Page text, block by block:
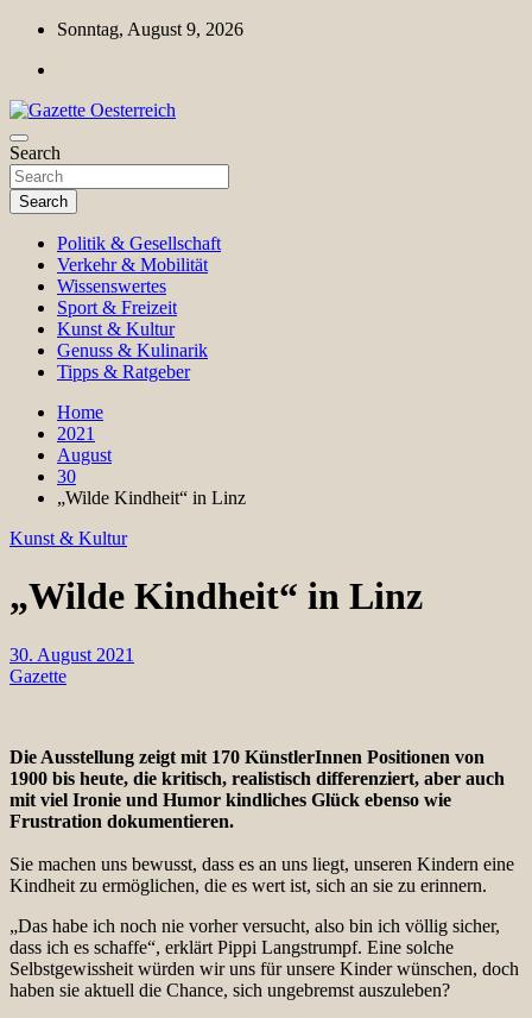
Skip
content
Sonntag, August 9, 2026
Gazette Oesterreich
Magazin für Freizeit, Politik, Kultur & Wissenschaft
Search
Search
Politik & Gesellschaft
Verkehr & Mobilität
Wissenswertes
Sport & Freizeit
Kunst & Kultur
Genuss & Kulinarik
Tipps & Ratgeber
Home
2021
August
30
„Wilde Kindheit“ in Linz
Kunst & Kultur
„Wilde Kindheit“ in Linz
30. August 2021
Gazette
Die Ausstellung zeigt mit 170 KünstlerInnen Positionen von
1900 bis heute, die kritisch, realistisch differenziert, aber auch
mit viel Ironie und Humor kindliches Glück ebenso wie
Frustration dokumentieren.
Sie machen uns bewusst, dass es an uns liegt, unseren Kindern eine
Kindheit zu ermöglichen, die es wert ist, sich an sie zu erinnern.
„Das habe ich noch nie vorher versucht, also bin ich völlig sicher,
dass ich es schaffe“, erklärt Pippi Langstrumpf. Eine solche
Selbstgewissheit würden wir uns für unsere Kinder wünschen, doch
haben sie aktuell die Chance, sich ungebremst auszuleben?